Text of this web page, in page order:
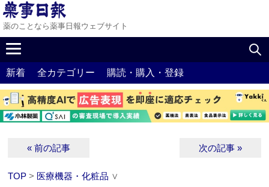
薬のことなら薬事日報ウェブサイト
新着 全カテゴリー 購読・購入・登録
« 前の記事 次の記事 »
TOP > 医療機器・化粧品 ∨